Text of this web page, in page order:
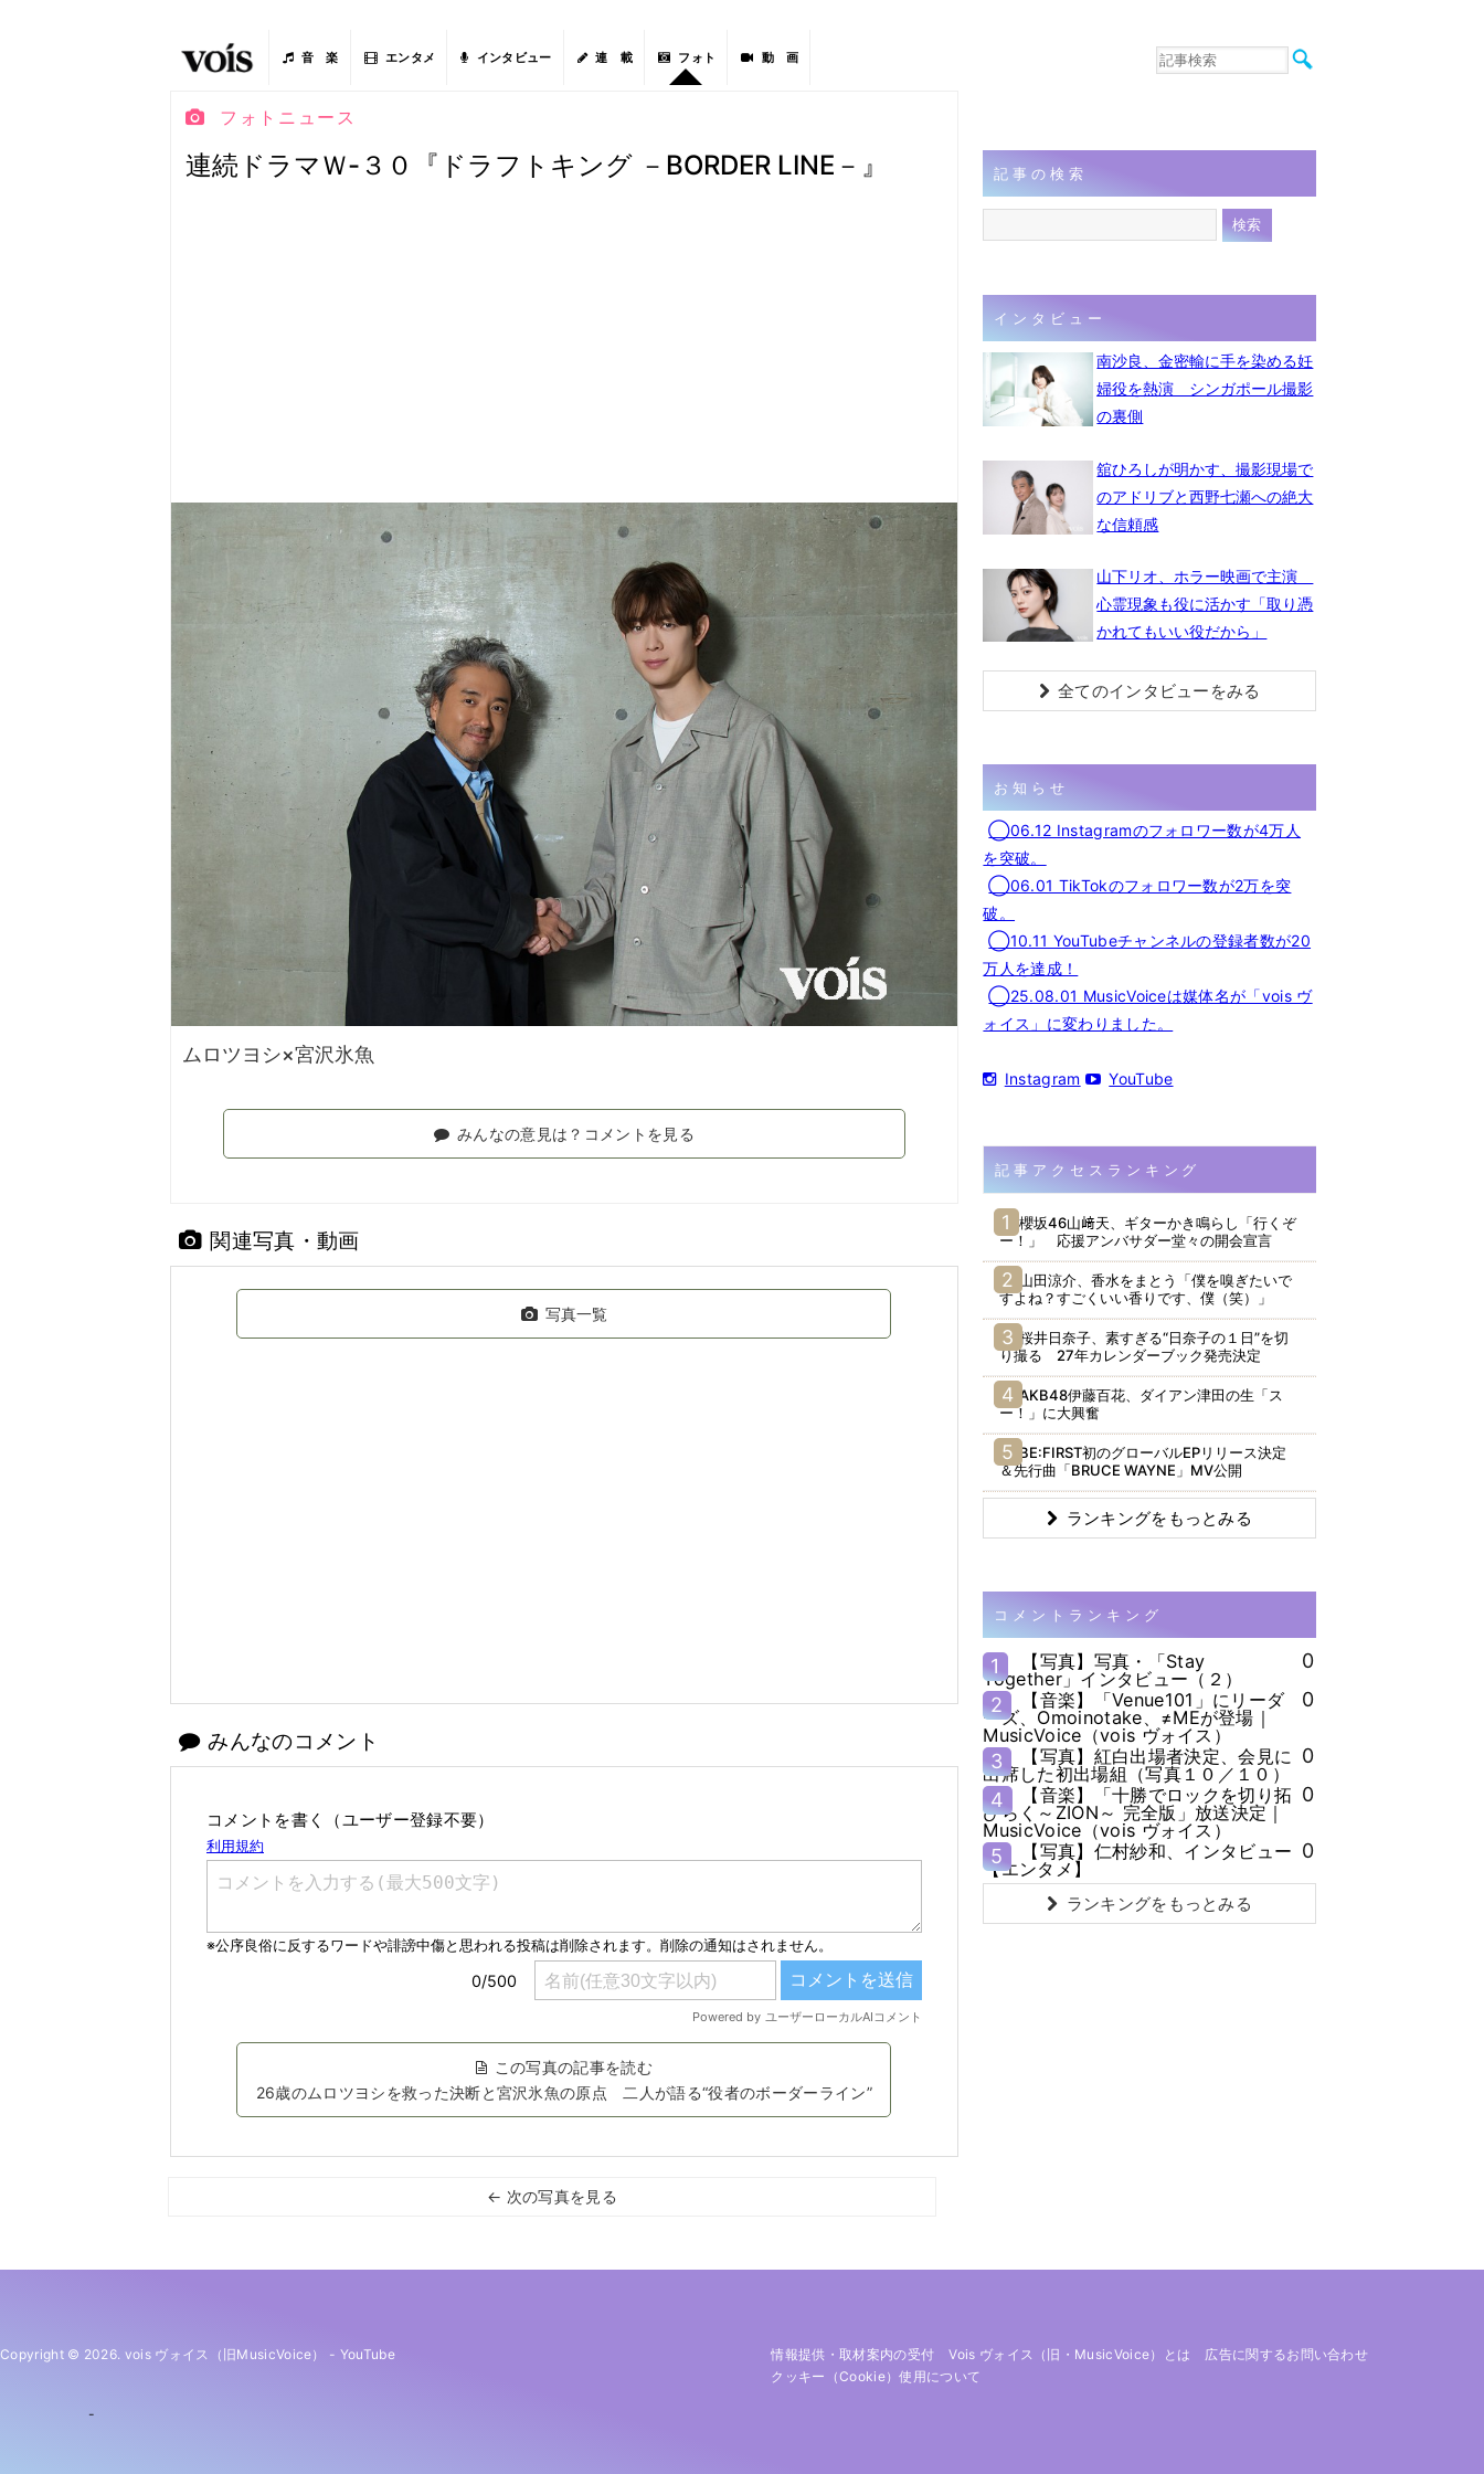
音 楽 エンタメ インタビュー 連 載 フォト 動 画
音楽
連載
フォト
フォトニュース
連続ドラマＷ-３０『ドラフトキング －BORDER LINE－』
ムロツヨシ×宮沢氷魚
みんなの意見は？コメントを見る
関連写真・動画
写真一覧
みんなのコメント
コメントを書く（ユーザー登録不要）
この写真の記事を読む
26歳のムロツヨシを救った決断と宮沢氷魚の原点 二人が語る“役者のボーダーライン”
← 次の写真を見る
記事の検索
インタビュー
南沙良、金密輸に手を染める妊
婦役を熱演 シンガポール撮影
の裏側
舘ひろしが明かす、撮影現場で
のアドリブと西野七瀬への絶大
な信頼感
山下リオ、ホラー映画で主演
心霊現象も役に活かす「取り憑
かれてもいい役だから」
全てのインタビューをみる
お知らせ
◯06.12 Instagramのフォロワー数が4万人
を突破。
◯06.01 TikTokのフォロワー数が2万を突
破。
◯10.11 YouTubeチャンネルの登録者数が20
万人を達成！
◯25.08.01 MusicVoiceは媒体名が「vois ヴ
ォイス」に変わりました。
Instagram YouTube
記事アクセスランキング
櫻坂46山﨑天、ギターかき鳴らし「行くぞ
ー！」 応援アンバサダー堂々の開会宣言
山田涼介、香水をまとう「僕を嗅ぎたいで
すよね？すごくいい香りです、僕（笑）」
桜井日奈子、素すぎる“日奈子の１日”を切
り撮る 27年カレンダーブック発売決定
AKB48伊藤百花、ダイアン津田の生「ス
ー！」に大興奮
BE:FIRST初のグローバルEPリリース決定
＆先行曲「BRUCE WAYNE」MV公開
ランキングをもっとみる
コメントランキング
1
【写真】写真・「Stay
Together」インタビュー（２）
0
2
【音楽】「Venue101」にリーダ
ーズ、Omoinotake、≠MEが登場｜
MusicVoice（vois ヴォイス）
0
3
【写真】紅白出場者決定、会見に
出席した初出場組（写真１０／１０）
0
4
【音楽】「十勝でロックを切り拓
ひらく～ZION～ 完全版」放送決定｜
MusicVoice（vois ヴォイス）
0
5
【写真】仁村紗和、インタビュー
【エンタメ】
0
ランキングをもっとみる
Copyright © 2026. vois ヴォイス（旧MusicVoice） - YouTube 情報提供・取材案内の受付 Vois ヴォイス（旧・MusicVoice）とは
広告に関するお問い合わせ
クッキー（cookie）使用について
-